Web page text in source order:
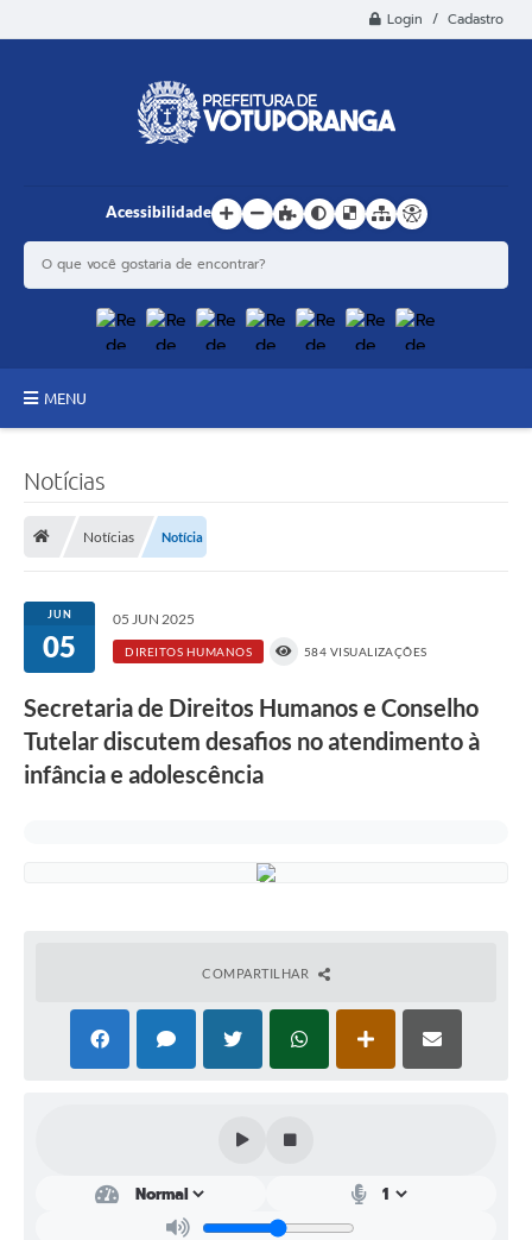
Login / Cadastro
Acessibilidade
MENU
A História
Notícias
Diário Oficial
Prestação de Contas
Contas Públicas
Audiências Públicas
Notícias
Notícias Notícia
JUN
05
05 JUN 2025
DIREITOS HUMANOS 584 VISUALIZAÇÕES
Secretaria de Direitos Humanos e Conselho
Tutelar discutem desafios no atendimento à
infância e adolescência
COMPARTILHAR